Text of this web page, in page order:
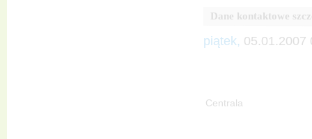
Dane kontaktowe
piątek, 05.01.2007
Centrala